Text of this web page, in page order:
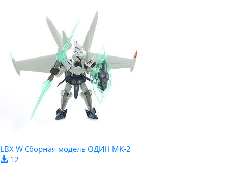
LBX W Сборная модель ОДИН MK-2
12